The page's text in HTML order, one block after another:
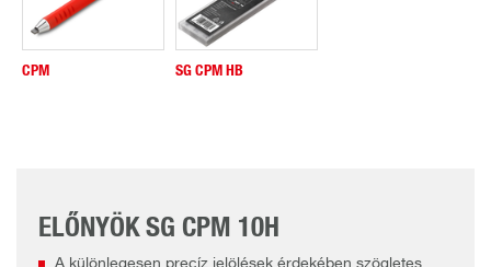
CPM SG CPM HB
ELŐNYÖK SG CPM 10H
A különlegesen precíz jelölések érdekében szögletes